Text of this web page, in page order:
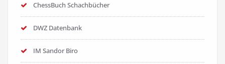
ChessBuch Schachbücher
DWZ Datenbank
IM Sandor Biro